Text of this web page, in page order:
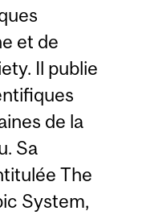
et de
Il publie
de la
Sa
The
System,